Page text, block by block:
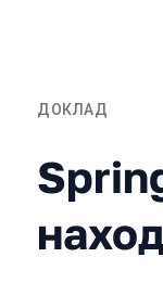
ДОКЛАД
Spring